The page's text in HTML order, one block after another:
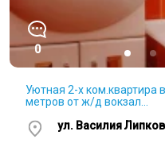
0
Уютная 2-х ком.квартира
метров от ж/д вокзал...
ул. Василия